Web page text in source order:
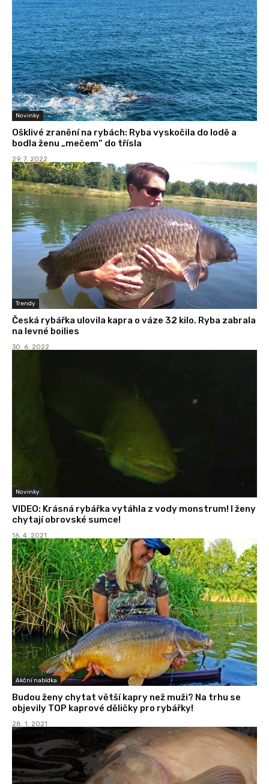
Novinky
Ošklivé zranění na rybách: Ryba vyskočila do lodě a
bodla ženu „mečem“ do třísla
29. 7. 2022
Trendy
Česká rybářka ulovila kapra o váze 32 kilo. Ryba zabrala
na levné boilies
30. 6. 2022
Novinky
VIDEO: Krásná rybářka vytáhla z vody monstrum! I ženy
chytají obrovské sumce!
16. 4. 2021
Akční nabídka
Budou ženy chytat větší kapry než muži? Na trhu se
objevily TOP kaprové děličky pro rybářky!
28. 1. 2021